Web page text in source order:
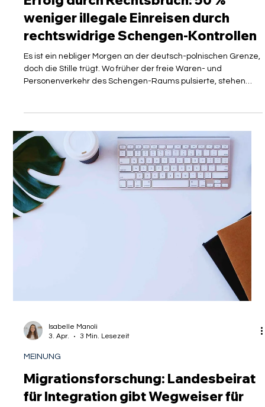
oft übersehen, dass dies kein Strukturproblem sein muss und
mit welchen Herausforderunge
Erfolg durch Rechtsbruch: 50 %
weniger illegale Einreisen durch
rechtswidrige Schengen-Kontrollen
doch die Stille trügt. Wo früher der freie Waren- und
Personenverkehr des Schengen-Raums pulsierte, stehen
um diese Maßnahmen ist hitziger denn je, befeuert durch die
jüngsten Zahlen der Bundespolizeistatistik für das Jahr 2025 .
Auf den ersten Blick scheinen die Hardliner in Berlin